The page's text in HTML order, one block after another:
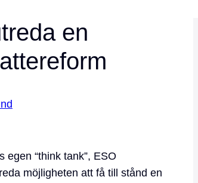
en
“think tank”, ESO
möjligheten att få till stånd en